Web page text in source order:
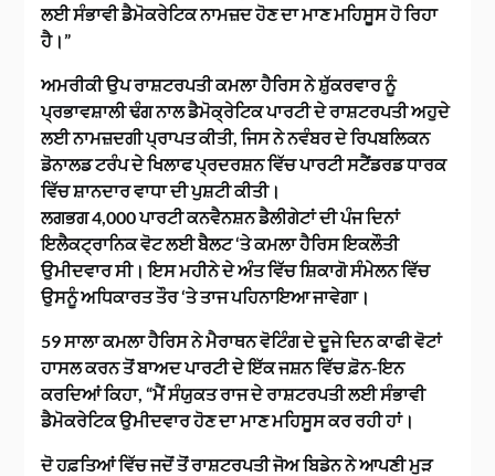
ਲਈ ਸੰਭਾਵੀ ਡੈਮੋਕਰੇਟਿਕ ਨਾਮਜ਼ਦ ਹੋਣ ਦਾ ਮਾਣ ਮਹਿਸੂਸ ਹੋ ਰਿਹਾ
ਹੈ।”
ਅਮਰੀਕੀ ਉਪ ਰਾਸ਼ਟਰਪਤੀ ਕਮਲਾ ਹੈਰਿਸ ਨੇ ਸ਼ੁੱਕਰਵਾਰ ਨੂੰ
ਪ੍ਰਭਾਵਸ਼ਾਲੀ ਢੰਗ ਨਾਲ ਡੈਮੋਕ੍ਰੇਟਿਕ ਪਾਰਟੀ ਦੇ ਰਾਸ਼ਟਰਪਤੀ ਅਹੁਦੇ
ਲਈ ਨਾਮਜ਼ਦਗੀ ਪ੍ਰਾਪਤ ਕੀਤੀ, ਜਿਸ ਨੇ ਨਵੰਬਰ ਦੇ ਰਿਪਬਲਿਕਨ
ਡੋਨਾਲਡ ਟਰੰਪ ਦੇ ਖਿਲਾਫ ਪ੍ਰਦਰਸ਼ਨ ਵਿੱਚ ਪਾਰਟੀ ਸਟੈਂਡਰਡ ਧਾਰਕ
ਵਿੱਚ ਸ਼ਾਨਦਾਰ ਵਾਧਾ ਦੀ ਪੁਸ਼ਟੀ ਕੀਤੀ।
ਲਗਭਗ 4,000 ਪਾਰਟੀ ਕਨਵੈਨਸ਼ਨ ਡੈਲੀਗੇਟਾਂ ਦੀ ਪੰਜ ਦਿਨਾਂ
ਇਲੈਕਟ੍ਰਾਨਿਕ ਵੋਟ ਲਈ ਬੈਲਟ ‘ਤੇ ਕਮਲਾ ਹੈਰਿਸ ਇਕਲੌਤੀ
ਉਮੀਦਵਾਰ ਸੀ। ਇਸ ਮਹੀਨੇ ਦੇ ਅੰਤ ਵਿੱਚ ਸ਼ਿਕਾਗੋ ਸੰਮੇਲਨ ਵਿੱਚ
ਉਸਨੂੰ ਅਧਿਕਾਰਤ ਤੌਰ ‘ਤੇ ਤਾਜ ਪਹਿਨਾਇਆ ਜਾਵੇਗਾ।
59 ਸਾਲਾ ਕਮਲਾ ਹੈਰਿਸ ਨੇ ਮੈਰਾਥਨ ਵੋਟਿੰਗ ਦੇ ਦੂਜੇ ਦਿਨ ਕਾਫੀ ਵੋਟਾਂ
ਹਾਸਲ ਕਰਨ ਤੋਂ ਬਾਅਦ ਪਾਰਟੀ ਦੇ ਇੱਕ ਜਸ਼ਨ ਵਿੱਚ ਫ਼ੋਨ-ਇਨ
ਕਰਦਿਆਂ ਕਿਹਾ, “ਮੈਂ ਸੰਯੁਕਤ ਰਾਜ ਦੇ ਰਾਸ਼ਟਰਪਤੀ ਲਈ ਸੰਭਾਵੀ
ਡੈਮੋਕਰੇਟਿਕ ਉਮੀਦਵਾਰ ਹੋਣ ਦਾ ਮਾਣ ਮਹਿਸੂਸ ਕਰ ਰਹੀ ਹਾਂ।
ਦੋ ਹਫ਼ਤਿਆਂ ਵਿੱਚ ਜਦੋਂ ਤੋਂ ਰਾਸ਼ਟਰਪਤੀ ਜੋਅ ਬਿਡੇਨ ਨੇ ਆਪਣੀ ਮੁੜ